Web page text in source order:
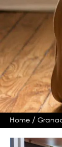
Home /